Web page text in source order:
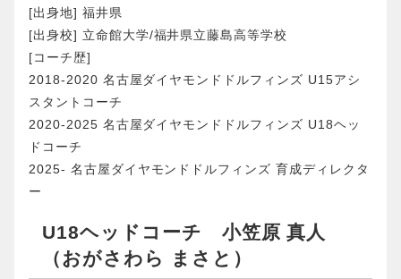
[出身地] 福井県
[出身校] 立命館大学/福井県立藤島高等学校
[コーチ歴]
2018-2020 名古屋ダイヤモンドドルフィンズ U15アシ
スタントコーチ
2020-2025 名古屋ダイヤモンドドルフィンズ U18ヘッ
ドコーチ
2025- 名古屋ダイヤモンドドルフィンズ 育成ディレクタ
ー
U18ヘッドコーチ 小笠原 真人
（おがさわら まさと）